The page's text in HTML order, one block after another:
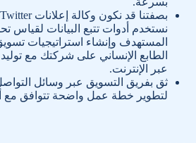
نستخدم أدوات تتبع البيانات لقياس
الطابع الإنساني على شركتك مع
عبر الإنترنت.
لتطوير خطة عمل واضحة تتوافق مع